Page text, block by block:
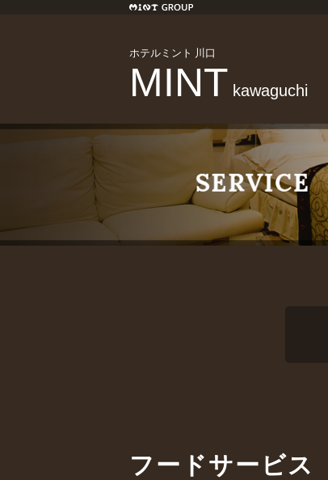
ホテルミント 川口
MINT kawaguchi
フードサービス